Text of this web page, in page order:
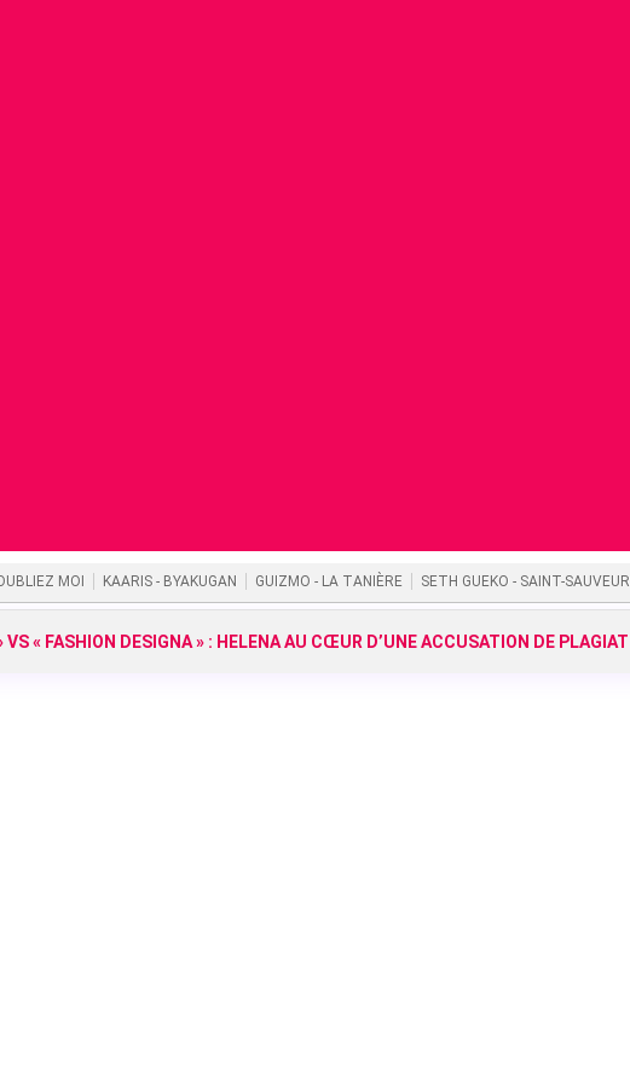
MOI KAARIS - BYAKUGAN GUIZMO - LA TANIÈRE SETH GUEKO - SAINT-SAUVEUR
VS « FASHION DESIGNA » : HELENA AU CŒUR D’UNE ACCUSATION DE PLAGIAT